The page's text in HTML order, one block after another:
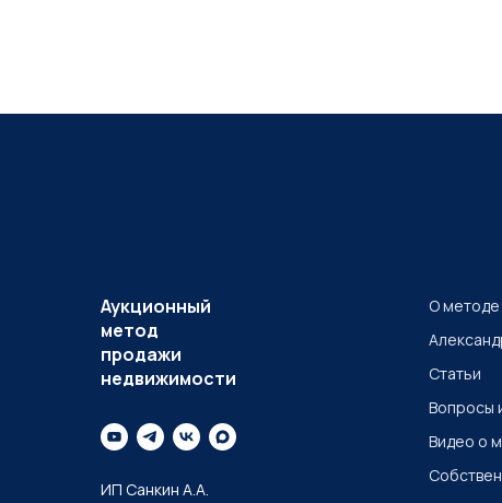
Аукционный
метод
продажи
недвижимости
ИП Санкин А.А.
О методе
Статьи
Вопросы
Видео о